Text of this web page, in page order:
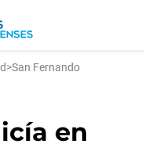
>San Fernando
en